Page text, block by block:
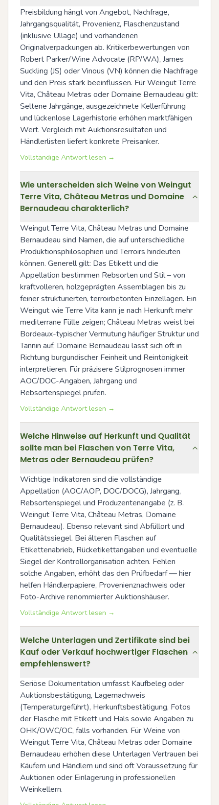
Preisbildung hängt von Angebot, Nachfrage,
Jahrgangsqualität, Provenienz, Flaschenzustand
(inklusive Ullage) und vorhandenen
Originalverpackungen ab. Kritikerbewertungen von
Robert Parker/Wine Advocate (RP/WA), James
Suckling (JS) oder Vinous (VN) können die Nachfrage
und den Preis stark beeinflussen. Für Weingut Terre
Vita, Château Metras oder Domaine Bernaudeau gilt:
Seltene Jahrgänge, ausgezeichnete Kellerführung
und lückenlose Lagerhistorie erhöhen marktfähigen
Wert. Vergleich mit Auktionsresultaten und
Händlerlisten liefert konkrete Preisanker.
Vollständige Antwort lesen →
Wie unterscheiden sich Weine von Weingut
Terre Vita, Château Metras und Domaine
Bernaudeau charakterlich?
Weingut Terre Vita, Château Metras und Domaine
Bernaudeau sind Namen, die auf unterschiedliche
Produktionsphilosophien und Terroirs hindeuten
können. Generell gilt: Das Etikett und die
Appellation bestimmen Rebsorten und Stil – von
kraftvolleren, holzgeprägten Assemblagen bis zu
feiner strukturierten, terroirbetonten Einzellagen. Ein
Weingut wie Terre Vita kann je nach Herkunft mehr
mediterrane Fülle zeigen; Château Metras weist bei
Bordeaux-typischer Vermutung häufiger Struktur und
Tannin auf; Domaine Bernaudeau lässt sich oft in
Richtung burgundischer Feinheit und Reintönigkeit
interpretieren. Für präzisere Stilprognosen immer
AOC/DOC-Angaben, Jahrgang und
Rebsortenspiegel prüfen.
Vollständige Antwort lesen →
Welche Hinweise auf Herkunft und Qualität
sollte man bei Flaschen von Terre Vita,
Metras oder Bernaudeau prüfen?
Wichtige Indikatoren sind die vollständige
Appellation (AOC/AOP, DOC/DOCG), Jahrgang,
Rebsortenspiegel und Produzentenangabe (z. B.
Weingut Terre Vita, Château Metras, Domaine
Bernaudeau). Ebenso relevant sind Abfüllort und
Qualitätssiegel. Bei älteren Flaschen auf
Etikettenabrieb, Rücketikettangaben und eventuelle
Siegel der Kontrollorganisation achten. Fehlen
solche Angaben, erhöht das den Prüfbedarf — hier
helfen Händlerpapiere, Provenienznachweis oder
Foto-Archive renommierter Auktionshäuser.
Vollständige Antwort lesen →
Welche Unterlagen und Zertifikate sind bei
Kauf oder Verkauf hochwertiger Flaschen
empfehlenswert?
Seriöse Dokumentation umfasst Kaufbeleg oder
Auktionsbestätigung, Lagernachweis
(Temperaturgeführt), Herkunftsbestätigung, Fotos
der Flasche mit Etikett und Hals sowie Angaben zu
OHK/OWC/OC, falls vorhanden. Für Weine von
Weingut Terre Vita, Château Metras oder Domaine
Bernaudeau erhöhen diese Unterlagen Vertrauen bei
Käufern und Händlern und sind oft Voraussetzung für
Auktionen oder Einlagerung in professionellen
Weinkellern.